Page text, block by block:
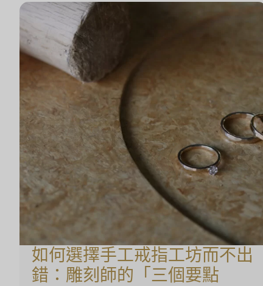
如何選擇手工戒指工坊而不出
錯：雕刻師的「三個要點